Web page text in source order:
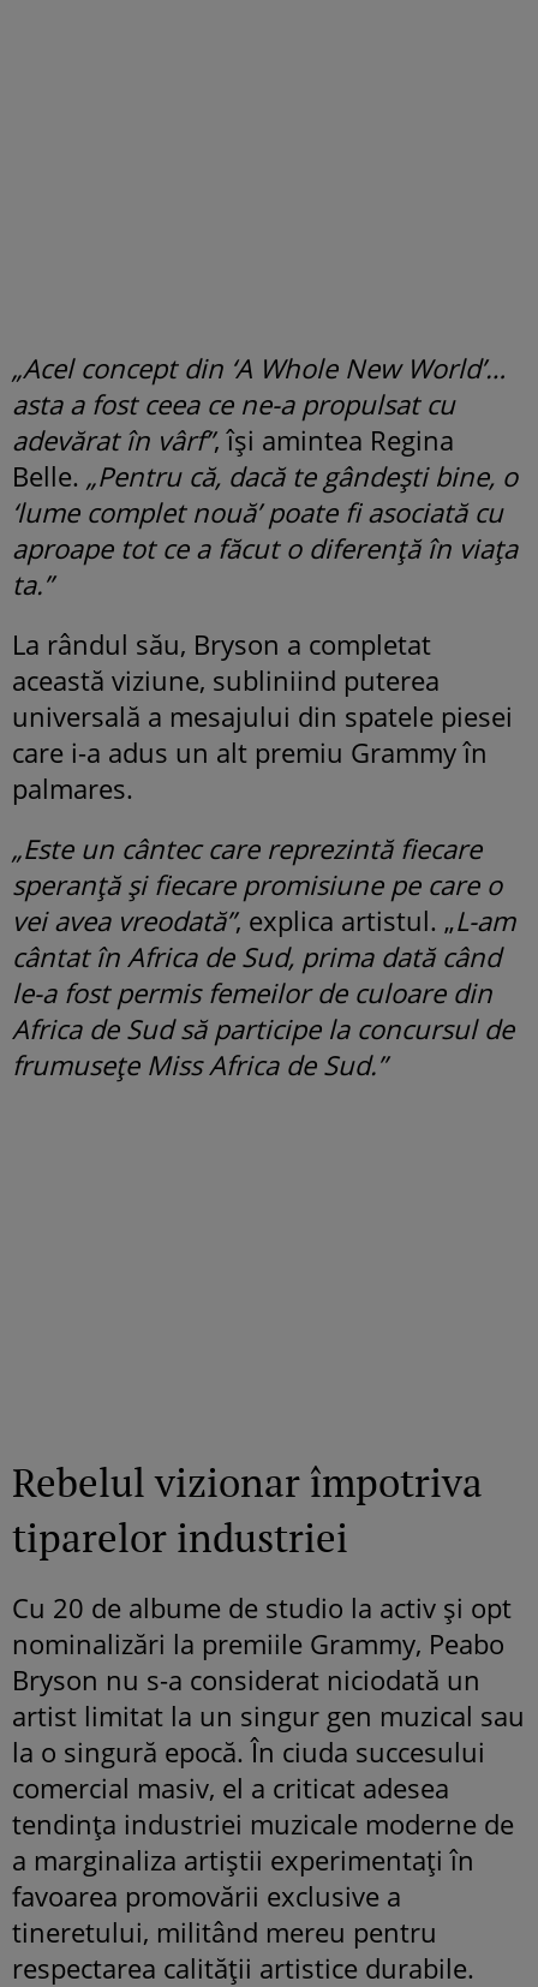
„Acel concept din ‘A Whole New World’…
asta a fost ceea ce ne-a propulsat cu
adevărat în vârf”, își amintea Regina
Belle. „Pentru că, dacă te gândești bine, o
‘lume complet nouă’ poate fi asociată cu
aproape tot ce a făcut o diferență în viața
ta.”
La rândul său, Bryson a completat
această viziune, subliniind puterea
universală a mesajului din spatele piesei
care i-a adus un alt premiu Grammy în
palmares.
„Este un cântec care reprezintă fiecare
speranță și fiecare promisiune pe care o
vei avea vreodată”, explica artistul. „L-am
cântat în Africa de Sud, prima dată când
le-a fost permis femeilor de culoare din
Africa de Sud să participe la concursul de
frumusețe Miss Africa de Sud.”
Rebelul vizionar împotriva
tiparelor industriei
Cu 20 de albume de studio la activ și opt
nominalizări la premiile Grammy, Peabo
Bryson nu s-a considerat niciodată un
artist limitat la un singur gen muzical sau
la o singură epocă. În ciuda succesului
comercial masiv, el a criticat adesea
tendința industriei muzicale moderne de
a marginaliza artiștii experimentați în
favoarea promovării exclusive a
tineretului, militând mereu pentru
respectarea calității artistice durabile.